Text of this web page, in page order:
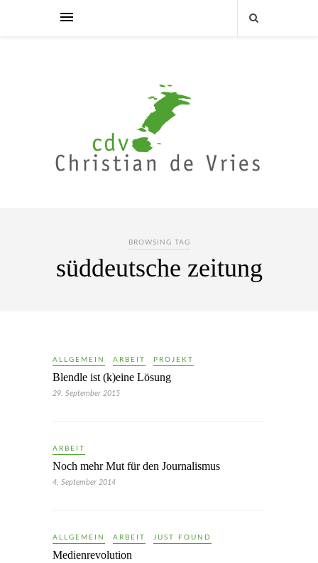
BROWSING TAG
süddeutsche zeitung
ALLGEMEIN ARBEIT PROJEKT
Blendle ist (k)eine Lösung
29. September 2015
ARBEIT
Noch mehr Mut für den Journalismus
4. September 2014
ALLGEMEIN ARBEIT JUST FOUND
Medienrevolution